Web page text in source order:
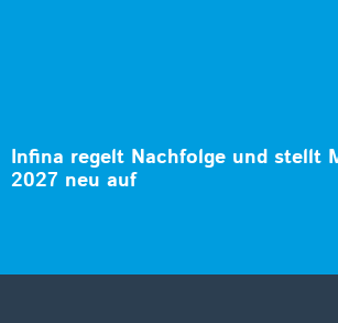
Infina regelt Nachfolge und stellt
2027 neu auf